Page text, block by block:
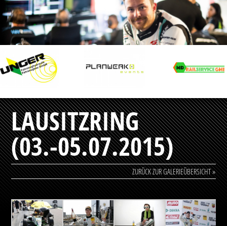
LAUSITZRING
(03.-05.07.2015)
ZURÜCK ZUR GALERIEÜBERSICHT »